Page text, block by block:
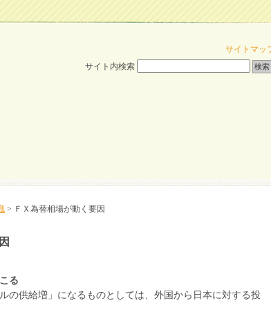
サイトマッ
サイト内検索
> ＦＸ為替相場が動く要因
る
の供給増」になるものとしては、外国から日本に対する投